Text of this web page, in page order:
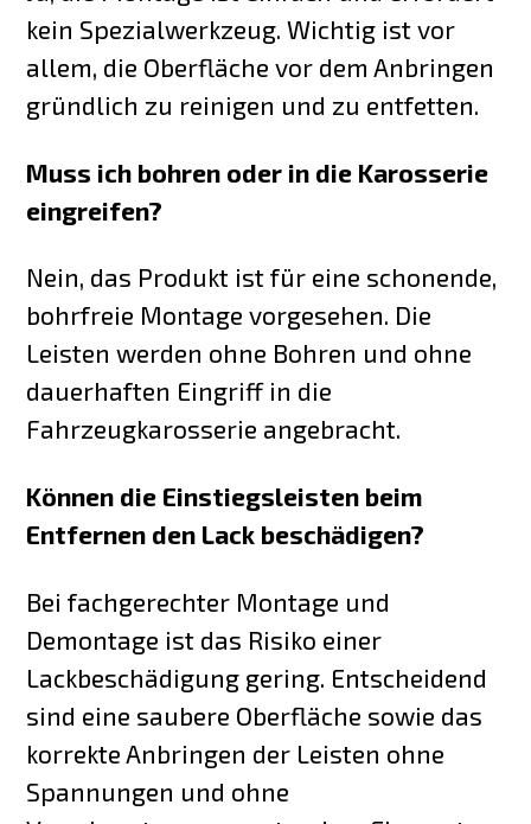
kein Spezialwerkzeug. Wichtig ist vor
allem, die Oberfläche vor dem Anbringen
gründlich zu reinigen und zu entfetten.
Muss ich bohren oder in die Karosserie
eingreifen?
Nein, das Produkt ist für eine schonende,
bohrfreie Montage vorgesehen. Die
Leisten werden ohne Bohren und ohne
dauerhaften Eingriff in die
Fahrzeugkarosserie angebracht.
Können die Einstiegsleisten beim
Entfernen den Lack beschädigen?
Bei fachgerechter Montage und
Demontage ist das Risiko einer
Lackbeschädigung gering. Entscheidend
sind eine saubere Oberfläche sowie das
korrekte Anbringen der Leisten ohne
Spannungen und ohne